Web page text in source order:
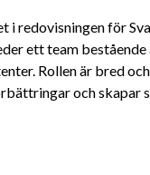
i redovisningen för
ett team bestående
Rollen är bred
och skapar